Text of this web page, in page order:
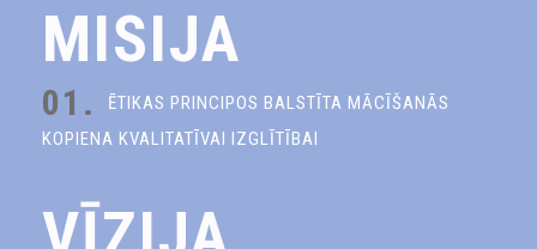
MISIJA
01.
ĒTIKAS PRINCIPOS BALSTĪTA MĀCĪŠANĀS
KOPIENA KVALITATĪVAI IZGLĪTĪBAI